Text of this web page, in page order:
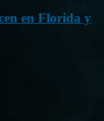
en Florida y